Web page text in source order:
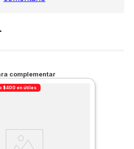
complementar
$400 en útiles